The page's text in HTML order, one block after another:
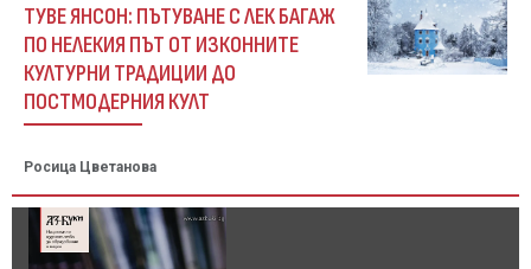
ТУВЕ ЯНСОН: ПЪТУВАНЕ С ЛЕК БАГАЖ
ПО НЕЛЕКИЯ ПЪТ ОТ ИЗКОННИТЕ
КУЛТУРНИ ТРАДИЦИИ ДО
ПОСТМОДЕРНИЯ КУЛТ
Росица Цветанова